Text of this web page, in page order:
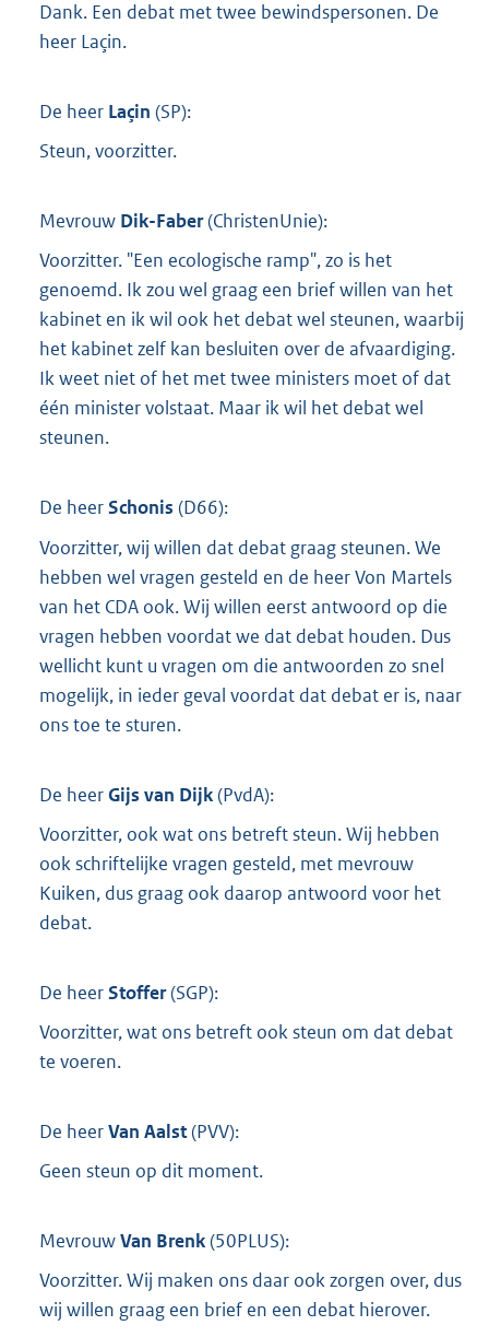
Dank. Een debat met twee bewindspersonen. De
heer Laçin.
De heer Laçin (SP):
Steun, voorzitter.
Mevrouw Dik-Faber(ChristenUnie):
Voorzitter. "Een ecologische ramp", zo is het
genoemd. Ik zou wel graag een brief willen van het
kabinet en ik wil ook het debat wel steunen, waarbij
het kabinet zelf kan besluiten over de afvaardiging.
Ik weet niet of het met twee ministers moet of dat
één minister volstaat. Maar ik wil het debat wel
steunen.
De heerSchonis (D66):
Voorzitter, wij willen dat debat graag steunen. We
hebben wel vragen gesteld en de heer Von Martels
van het CDA ook. Wij willen eerst antwoord op die
vragen hebben voordat we dat debat houden. Dus
wellicht kunt u vragen om die antwoorden zo snel
mogelijk, in ieder geval voordat dat debat er is, naar
ons toe te sturen.
De heerGijs van Dijk(PvdA):
Voorzitter, ook wat ons betreft steun. Wij hebben
ook schriftelijke vragen gesteld, met mevrouw
Kuiken, dus graag ook daarop antwoord voor het
debat.
De heerStoffer(SGP):
Voorzitter, wat ons betreft ook steun om dat debat
te voeren.
De heerVan Aalst(PVV):
Geen steun op dit moment.
MevrouwVan Brenk(50PLUS):
Voorzitter. Wij maken ons daar ook zorgen over, dus
wij willen graag een brief en een debat hierover.